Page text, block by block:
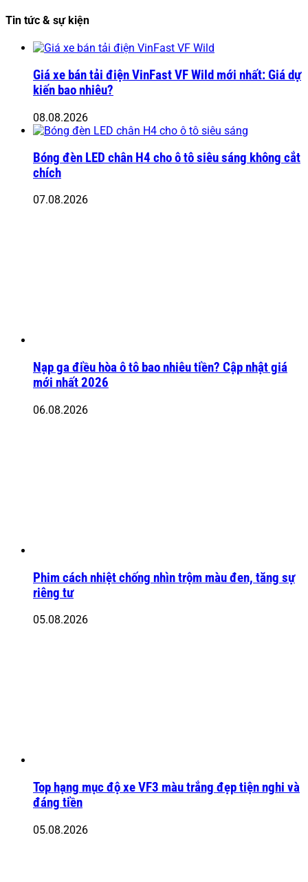
Tin tức & sự kiện
Giá xe bán tải điện VinFast VF Wild mới nhất: Giá dự
kiến bao nhiêu?
08.08.2026
Bóng đèn LED chân H4 cho ô tô siêu sáng không cắt
chích
07.08.2026
Nạp ga điều hòa ô tô bao nhiêu tiền? Cập nhật giá
mới nhất 2026
06.08.2026
Phim cách nhiệt chống nhìn trộm màu đen, tăng sự
riêng tư
05.08.2026
Top hạng mục độ xe VF3 màu trắng đẹp tiện nghi và
đáng tiền
05.08.2026